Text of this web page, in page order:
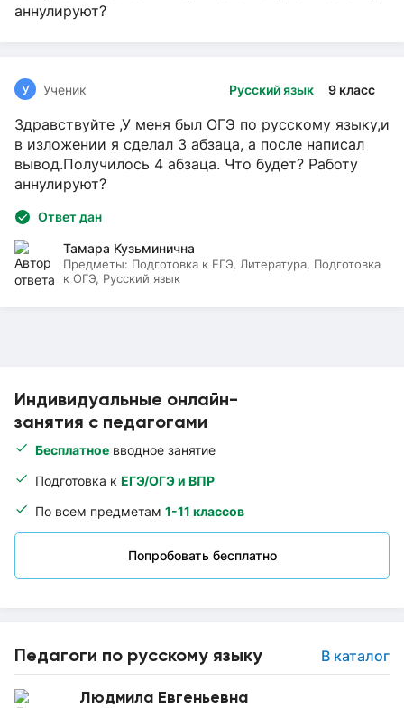
Индивидуальные онлайн-
занятия с педагогами
Бесплатное вводное занятие
Подготовка к ЕГЭ/ОГЭ и ВПР
По всем предметам 1-11 классов
Попробовать бесплатно
Педагоги по русскому языку В каталог
Людмила Евгеньевна
аннулируют?
Русский язык 9 класс
У Ученик
Здравствуйте ,У меня был ОГЭ по русскому языку,и
в изложении я сделал 3 абзаца, а после написал
вывод.Получилось 4 абзаца. Что будет? Работу
аннулируют?
Ответ дан
Тамара Кузьминична
Предметы: Подготовка к ЕГЭ, Литература, Подготовка
к ОГЭ, Русский язык